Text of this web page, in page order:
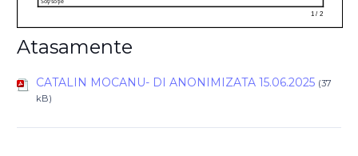
Atasamente
CATALIN MOCANU- DI ANONIMIZATA 15.06.2025 (37
kB)